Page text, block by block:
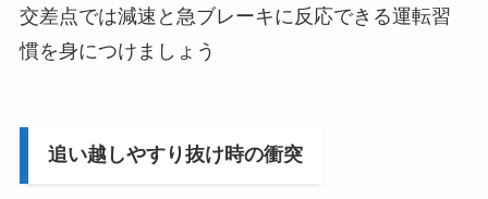
交差点では減速と急ブレーキに反応できる運転習
慣を身につけましょう
追い越しやすり抜け時の衝突